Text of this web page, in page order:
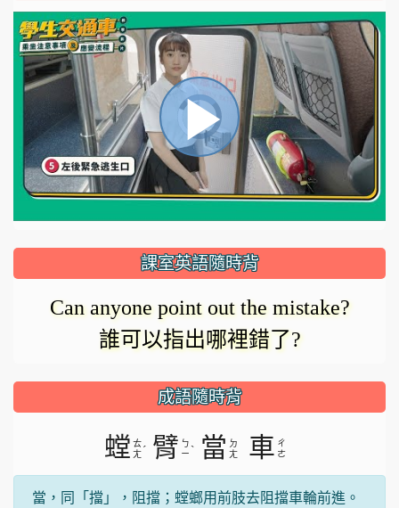
視
頻
播
放
正
載
入。
播
放
影
片
課室英語隨時背
Can anyone point out the mistake?
誰可以指出哪裡錯了?
成語隨時背
螳 ㄊ
ㄤˊ 臂 ㄅ
ㄧ ˋ 當 ㄉ
ㄤ
車 ㄔ
ㄜ
當，同「擋」，阻擋；螳螂用前肢去阻擋車輪前進。